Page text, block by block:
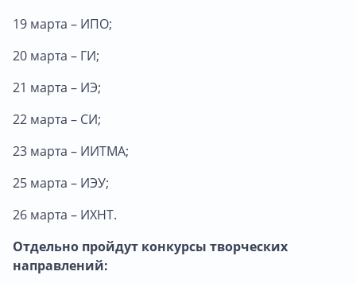
19 марта – ИПО;
20 марта – ГИ;
21 марта – ИЭ;
22 марта – СИ;
23 марта – ИИТМА;
25 марта – ИЭУ;
26 марта – ИХНТ.
Отдельно пройдут конкурсы творческих
направлений: